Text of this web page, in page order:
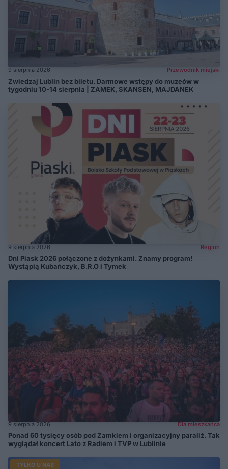
9 sierpnia 2026 Przewodnik miejski
Zwiedzaj Lublin bez biletu. Darmowe wstępy do muzeów w
tygodniu 10-14 sierpnia | ZAMEK, SKANSEN, MAJDANEK
9 sierpnia 2026 Region
Dni Piask 2026 połączone z dożynkami. Znamy program!
Wystąpią Kubańczyk, B.R.O i Tymek
9 sierpnia 2026 Dla mieszkańca
Ponad 60 tysięcy osób pod Zamkiem i organizacyjny paraliż. Tak
wyglądał koncert Lato z Radiem i TVP w Lublinie
TYLKO U NAS